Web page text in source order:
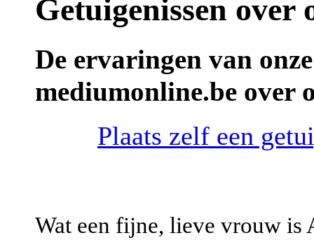
Getuigenissen over
De ervaringen van
mediumonline.be over
Plaats zelf een
Wat een fijne, lieve vrouw is